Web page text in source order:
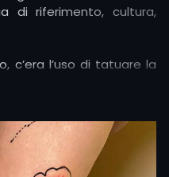
di riferimento, cultura,
c’era l’uso di tatuare la
sicurezza durante il
tatuaggi femminili a
e status sociale.